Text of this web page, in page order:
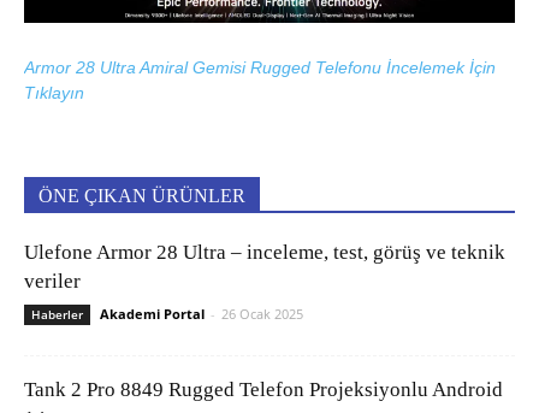
Armor 28 Ultra Amiral Gemisi Rugged Telefonu İncelemek İçin
Tıklayın
ÖNE ÇIKAN ÜRÜNLER
Ulefone Armor 28 Ultra – inceleme, test, görüş ve teknik
veriler
Haberler Akademi Portal - 26 Ocak 2025
Tank 2 Pro 8849 Rugged Telefon Projeksiyonlu Android